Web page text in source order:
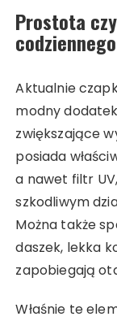
Prostota
Aktualnie
modny
zwiększające
posiada
a nawet filtr
szkodliwym
Można także
daszek, lekka
zapobiegają
Właśnie te